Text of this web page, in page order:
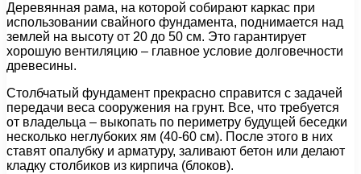
Деревянная рама, на которой собирают каркас при
использовании свайного фундамента, поднимается над
землей на высоту от 20 до 50 см. Это гарантирует
хорошую вентиляцию – главное условие долговечности
древесины.
Столбчатый фундамент прекрасно справится с задачей
передачи веса сооружения на грунт. Все, что требуется
от владельца – выкопать по периметру будущей беседки
несколько неглубоких ям (40-60 см). После этого в них
ставят опалубку и арматуру, заливают бетон или делают
кладку столбиков из кирпича (блоков).